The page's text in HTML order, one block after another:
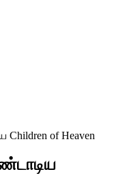
of Heaven